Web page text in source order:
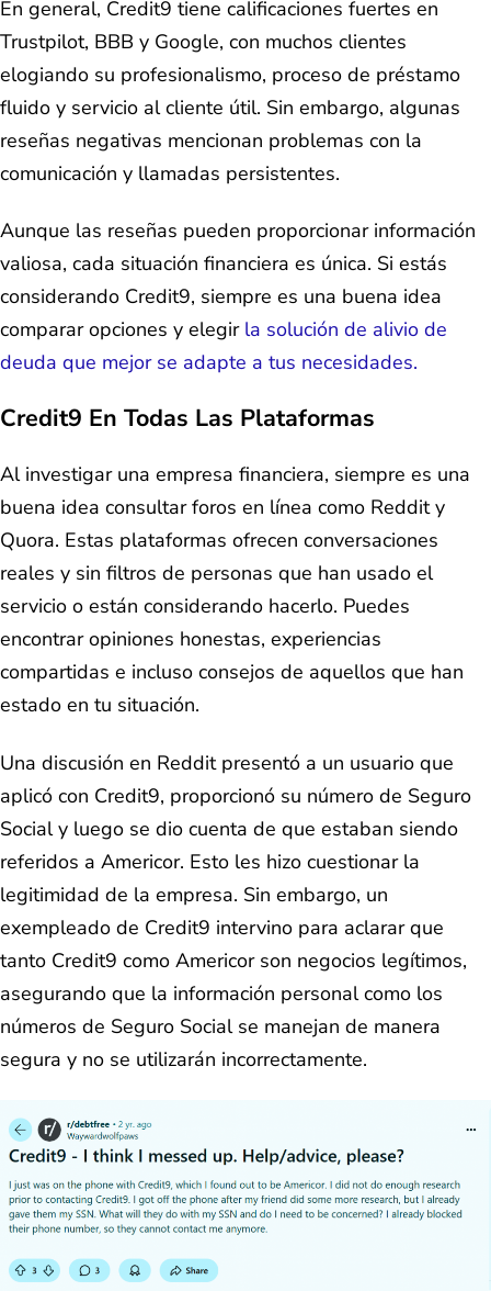
En general, Credit9 tiene calificaciones fuertes en
Trustpilot, BBB y Google, con muchos clientes
elogiando su profesionalismo, proceso de préstamo
fluido y servicio al cliente útil. Sin embargo, algunas
reseñas negativas mencionan problemas con la
comunicación y llamadas persistentes.
Aunque las reseñas pueden proporcionar información
valiosa, cada situación financiera es única. Si estás
considerando Credit9, siempre es una buena idea
comparar opciones y elegir la solución de alivio de
deuda que mejor se adapte a tus necesidades.
Credit9 En Todas Las Plataformas
Al investigar una empresa financiera, siempre es una
buena idea consultar foros en línea como Reddit y
Quora. Estas plataformas ofrecen conversaciones
reales y sin filtros de personas que han usado el
servicio o están considerando hacerlo. Puedes
encontrar opiniones honestas, experiencias
compartidas e incluso consejos de aquellos que han
estado en tu situación.
Una discusión en Reddit presentó a un usuario que
aplicó con Credit9, proporcionó su número de Seguro
Social y luego se dio cuenta de que estaban siendo
referidos a Americor. Esto les hizo cuestionar la
legitimidad de la empresa. Sin embargo, un
exempleado de Credit9 intervino para aclarar que
tanto Credit9 como Americor son negocios legítimos,
asegurando que la información personal como los
números de Seguro Social se manejan de manera
segura y no se utilizarán incorrectamente.